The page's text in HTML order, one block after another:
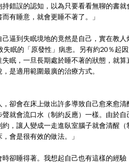
錯誤的認知，以為只要看看無聊的書就
有睡意，就會更睡不著了。」
逼到失眠境地的竟然是自己，實在教人
眠的「原發性」病患。另有約20％起
眠，一旦長期處於睡不著的狀態，就算
是適用範圍最廣的治療方式。
卻會在床上做出許多導致自己愈來愈清
就會流口水（制約反應）一樣。由於自
，讓人變成一走進臥室腦子就會清醒（
會是很有效的做法。」
卻睡得著。我想起自己也有這樣的經驗